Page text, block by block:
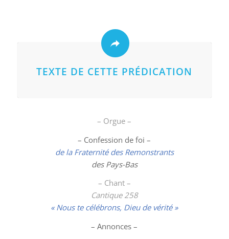
TEXTE DE CETTE PRÉDICATION
– Orgue –
– Confession de foi –
de la Fraternité des Remonstrants
des Pays-Bas
– Chant –
Cantique 258
« Nous te célébrons, Dieu de vérité »
– Annonces –